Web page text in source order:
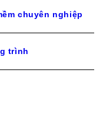
chuyên nghiệp
trình